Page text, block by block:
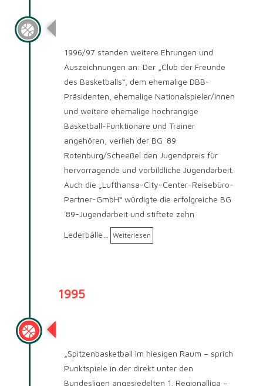
1996/97 standen weitere Ehrungen und
Auszeichnungen an: Der „Club der Freunde
des Basketballs“, dem ehemalige DBB-
Präsidenten, ehemalige Nationalspieler/innen
und weitere ehemalige hochrangige
Basketball-Funktionäre und Trainer
angehören, verlieh der BG ´89
Rotenburg/Scheeßel den Jugendpreis für
hervorragende und vorbildliche Jugendarbeit.
Auch die „Lufthansa-City-Center-Reisebüro-
Partner-GmbH“ würdigte die erfolgreiche BG
´89-Jugendarbeit und stiftete zehn
Lederbälle… Weiterlesen
1995
„Spitzenbasketball im hiesigen Raum – sprich
Punktspiele in der direkt unter den
Bundesligen angesiedelten 1. Regionalliga –